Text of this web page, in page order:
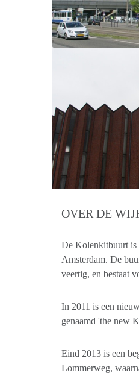
OVER DE
De Kolenkitbuurt is
Amsterdam. De
veertig, en bestaat
In 2011 is een
genaamd 'the new
Eind 2013 is een
Lommerweg,